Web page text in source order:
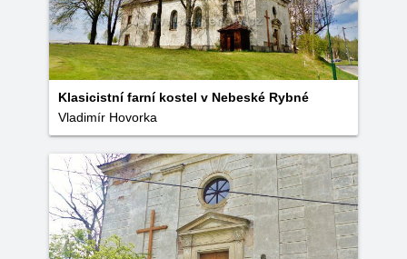
Klasicistní farní kostel v Nebeské Rybné
Vladimír Hovorka